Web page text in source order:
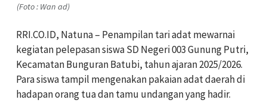
(Foto : Wan ad)
RRI.CO.ID, Natuna – Penampilan tari adat mewarnai
kegiatan pelepasan siswa SD Negeri 003 Gunung Putri,
Kecamatan Bunguran Batubi, tahun ajaran 2025/2026.
Para siswa tampil mengenakan pakaian adat daerah di
hadapan orang tua dan tamu undangan yang hadir.